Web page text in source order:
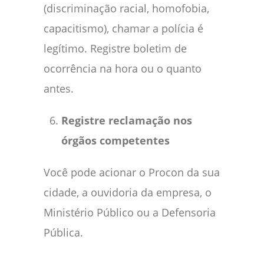
(discriminação racial, homofobia,
capacitismo), chamar a polícia é
legítimo. Registre boletim de
ocorrência na hora ou o quanto
antes.
Registre reclamação nos
órgãos competentes
Você pode acionar o Procon da sua
cidade, a ouvidoria da empresa, o
Ministério Público ou a Defensoria
Pública.